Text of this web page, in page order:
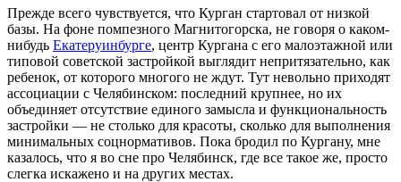
Прежде всего чувствуется, что Курган стартовал от низкой
базы. На фоне помпезного Магнитогорска, не говоря о каком-
нибудь Екатеруинбурге, центр Кургана с его малоэтажной или
типовой советской застройкой выглядит непритязательно, как
ребенок, от которого многого не ждут. Тут невольно приходят
ассоциации с Челябинском: последний крупнее, но их
объединяет отсутствие единого замысла и функциональность
застройки — не столько для красоты, сколько для выполнения
минимальных соцнормативов. Пока бродил по Кургану, мне
казалось, что я во сне про Челябинск, где все такое же, просто
слегка искажено и на других местах.